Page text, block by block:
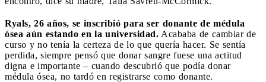
Ryals, 26 años, se inscribió para ser donante de médula
ósea aún estando en la universidad. Acababa de cambiar de
curso y no tenía la certeza de lo que quería hacer. Se sentía
perdida, siempre pensó que donar sangre fuese una actitud
digna e importante – cuando descubrió que podía donar
médula ósea, no tardó en registrarse como donante.